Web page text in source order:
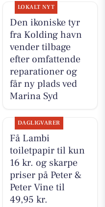
LOKALT NYT
Den ikoniske tyr
fra Kolding havn
vender tilbage
efter omfattende
reparationer og
får ny plads ved
Marina Syd
DAGLIGVARER
Få Lambi
toiletpapir til kun
16 kr. og skarpe
priser på Peter &
Peter Vine til
49,95 kr.